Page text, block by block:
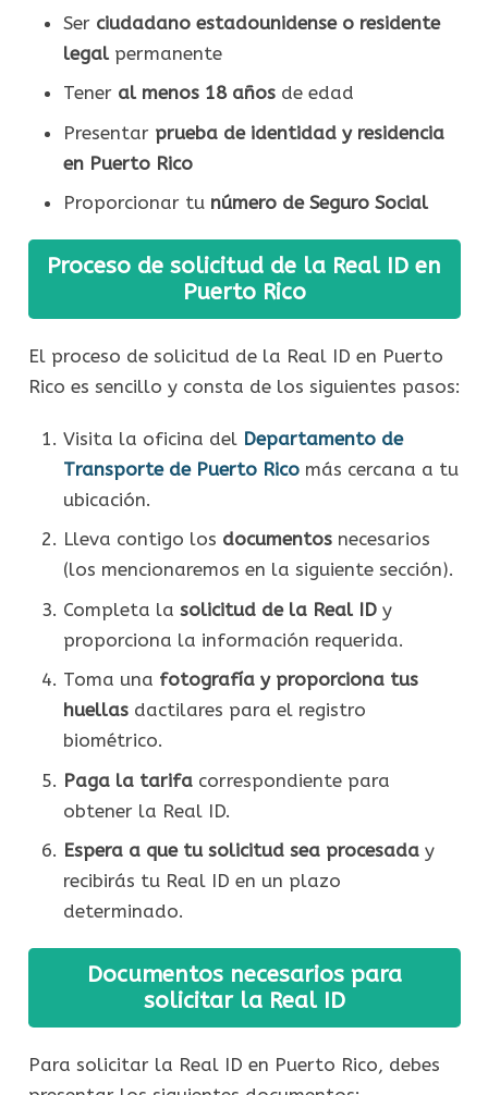
Ser ciudadano estadounidense o residente
legalpermanente
Teneral menos 18 añosde edad
Presentar prueba de identidad y residencia
en Puerto Rico
Proporcionar tunúmero de Seguro Social
Proceso de solicitud de la Real ID en
Puerto Rico
El proceso de solicitud de la Real ID en Puerto
Rico es sencillo y consta de los siguientes pasos:
Visita la oficina del Departamento de
Transporte de Puerto Ricomás cercana a tu
ubicación.
Lleva contigo los documentosnecesarios
(los mencionaremos en la siguiente sección).
Completa la solicitud de la Real IDy
proporciona la información requerida.
Toma una fotografía y proporciona tus
huellasdactilares para el registro
biométrico.
Paga la tarifacorrespondiente para
obtener la Real ID.
Espera a que tu solicitud sea procesaday
recibirás tu Real ID en un plazo
determinado.
Documentos necesarios para
solicitar la Real ID
Para solicitar la Real ID en Puerto Rico, debes